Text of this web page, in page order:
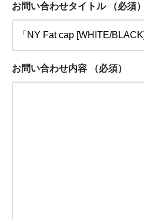
お問い合わせタイトル （必須）
お問い合わせ内容 （必須）